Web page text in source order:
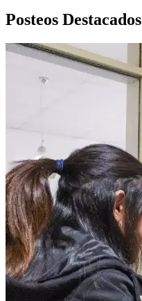
Posteos Destacados